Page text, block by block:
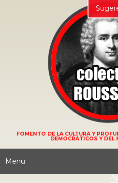
FOMENTO DE LA CULTURA Y
DEMOCRÁTICOS Y DEL
Menu